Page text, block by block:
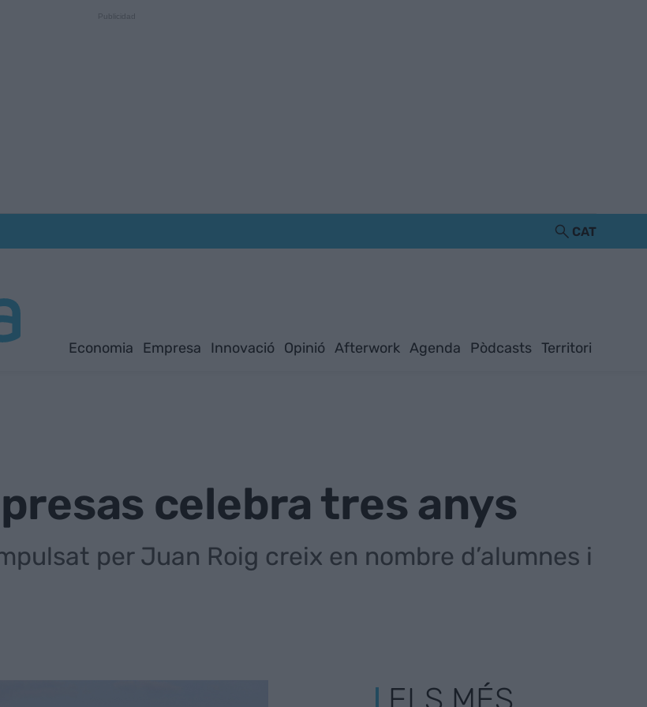
CAT
Economia Empresa Innovació Opinió Afterwork Agenda Pòdcasts Territori
celebra tres anys
per Juan Roig creix en nombre d’alumnes i
ELS MÉS